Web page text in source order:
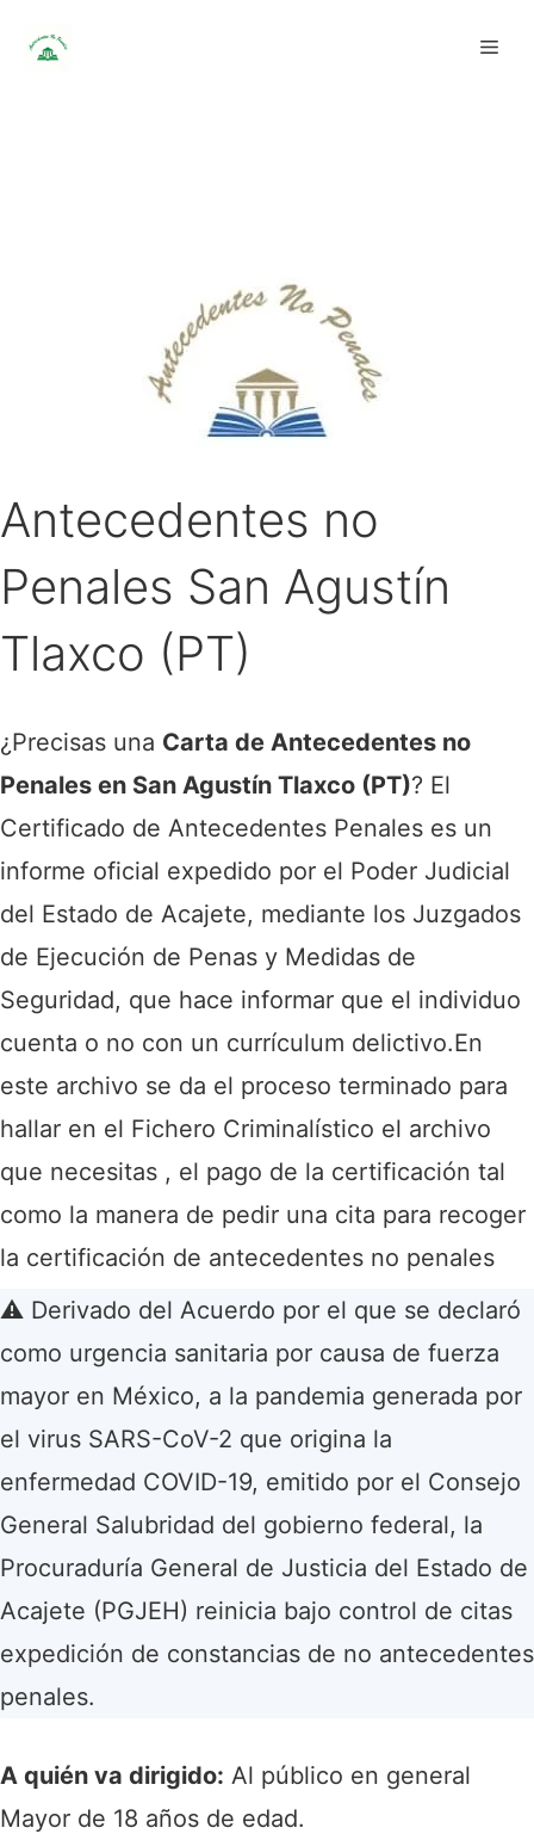
Antecedentes no
Penales San Agustín
Tlaxco (PT)
¿Precisas una Carta de Antecedentes no
Penales en San Agustín Tlaxco (PT)? El
Certificado de Antecedentes Penales es un
informe oficial expedido por el Poder Judicial
del Estado de Acajete, mediante los Juzgados
de Ejecución de Penas y Medidas de
Seguridad, que hace informar que el individuo
cuenta o no con un currículum delictivo.En
este archivo se da el proceso terminado para
hallar en el Fichero Criminalístico el archivo
que necesitas , el pago de la certificación tal
como la manera de pedir una cita para recoger
la certificación de antecedentes no penales
⚠️ Derivado del Acuerdo por el que se declaró
como urgencia sanitaria por causa de fuerza
mayor en México, a la pandemia generada por
el virus SARS-CoV-2 que origina la
enfermedad COVID-19, emitido por el Consejo
General Salubridad del gobierno federal, la
Procuraduría General de Justicia del Estado de
Acajete (PGJEH) reinicia bajo control de citas
expedición de constancias de no antecedentes
penales.
A quién va dirigido: Al público en general
Mayor de 18 años de edad.